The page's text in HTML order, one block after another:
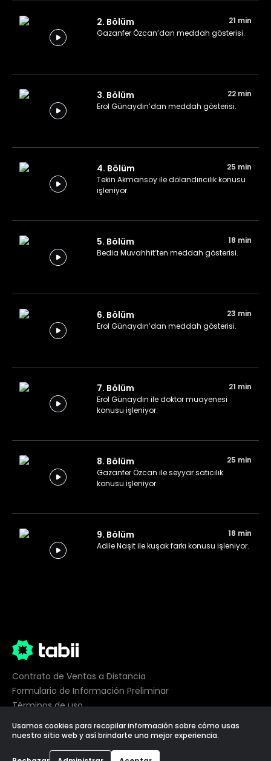
2. Bölüm
21 min
Gazanfer Özcan’dan meddah gösterisi.
3. Bölüm
22 min
Erol Günaydın’dan meddah gösterisi.
4. Bölüm
25 min
Tekin Akmansoy ile dolandırıcılık konusu
işleniyor.
5. Bölüm
18 min
Bedia Muvahhit’ten meddah gösterisi.
6. Bölüm
23 min
Erol Günaydın’dan meddah gösterisi.
7. Bölüm
21 min
Erol Günaydın ile doktor muayenesi
konusu işleniyor.
8. Bölüm
25 min
Gazanfer Özcan ile seyyar satıcılık
konusu işleniyor.
9. Bölüm
18 min
Adile Naşit ile kuşak farkı konusu işleniyor.
Contrato de Ventas a Distancia
Formulario de Información Preliminar
Términos de uso
Privacidad
Preferencias de cookies
Usamos cookies para recopilar información sobre cómo usas
nuestro sitio web y así brindarte una mejor experiencia.